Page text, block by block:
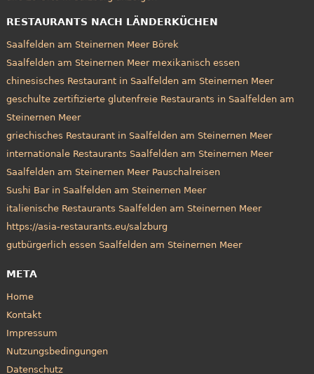
RESTAURANTS NACH LÄNDERKÜCHEN
Saalfelden am Steinernen Meer Börek
Saalfelden am Steinernen Meer mexikanisch essen
chinesisches Restaurant in Saalfelden am Steinernen Meer
geschulte zertifizierte glutenfreie Restaurants in Saalfelden am
Steinernen Meer
griechisches Restaurant in Saalfelden am Steinernen Meer
internationale Restaurants Saalfelden am Steinernen Meer
Saalfelden am Steinernen Meer Pauschalreisen
Sushi Bar in Saalfelden am Steinernen Meer
italienische Restaurants Saalfelden am Steinernen Meer
https://asia-restaurants.eu/salzburg
gutbürgerlich essen Saalfelden am Steinernen Meer
META
Home
Kontakt
Impressum
Nutzungsbedingungen
Datenschutz